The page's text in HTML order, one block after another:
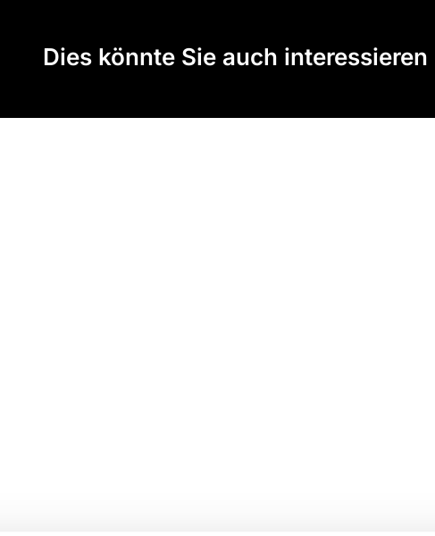
Dies könnte Sie auch interessieren